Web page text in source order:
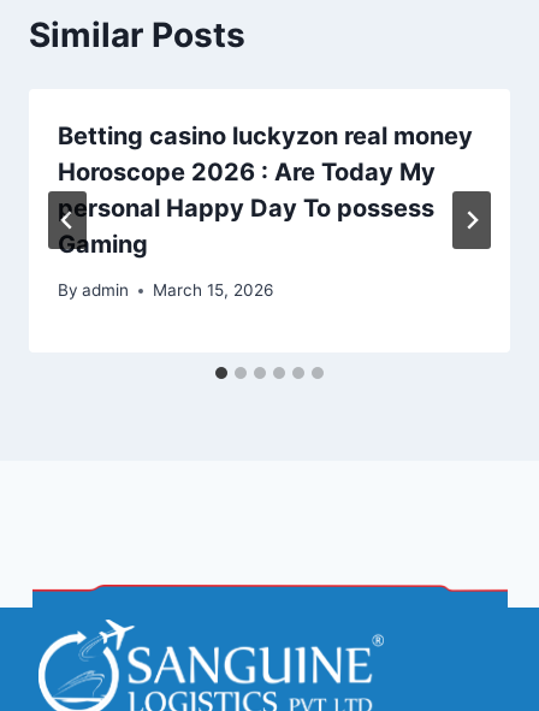
Similar Posts
Betting casino luckyzon real money
Horoscope 2026 : Are Today My
personal Happy Day To possess
Gaming
By admin March 15, 2026